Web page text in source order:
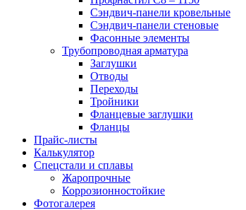
Сэндвич-панели кровельные
Сэндвич-панели стеновые
Фасонные элементы
Трубопроводная арматура
Заглушки
Отводы
Переходы
Тройники
Фланцевые заглушки
Фланцы
Прайс-листы
Калькулятор
Спецстали и сплавы
Жаропрочные
Коррозионностойкие
Фотогалерея